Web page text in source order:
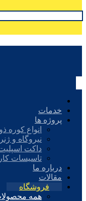
خدمات
پروژه ها
انواع کوره
نیروگاه و
داکت
تاسیسات
درباره ما
مقالات
فروشگاه
همه